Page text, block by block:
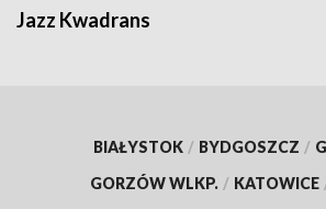
Jazz Kwadrans
BIAŁYSTOK / BYDGOSZCZ /
GORZÓW WLKP. / KATOWICE